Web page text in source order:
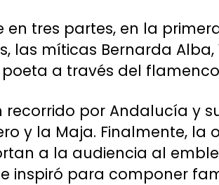
en tres partes, en la
las míticas Bernarda
a través del
por Andalucía y
y la Maja. Finalmente, la
a la audiencia al
inspiró para componer